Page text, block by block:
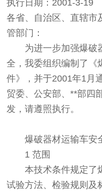
执行日期 ：2001-3-19
各省、自治区、直辖市
管部门：
为进一步加强爆破
全，我委组织编制了《
件》，并于2001年1月
贸委、公安部、**部四
发，请遵照执行。
爆破器材运输车安
1 范围
本技术条件规定了爆
试验方法、检验规则及